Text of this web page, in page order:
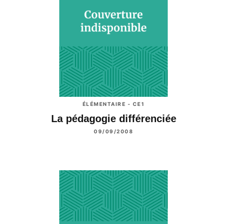
ÉLÉMENTAIRE - CE1
La pédagogie différenciée
09/09/2008